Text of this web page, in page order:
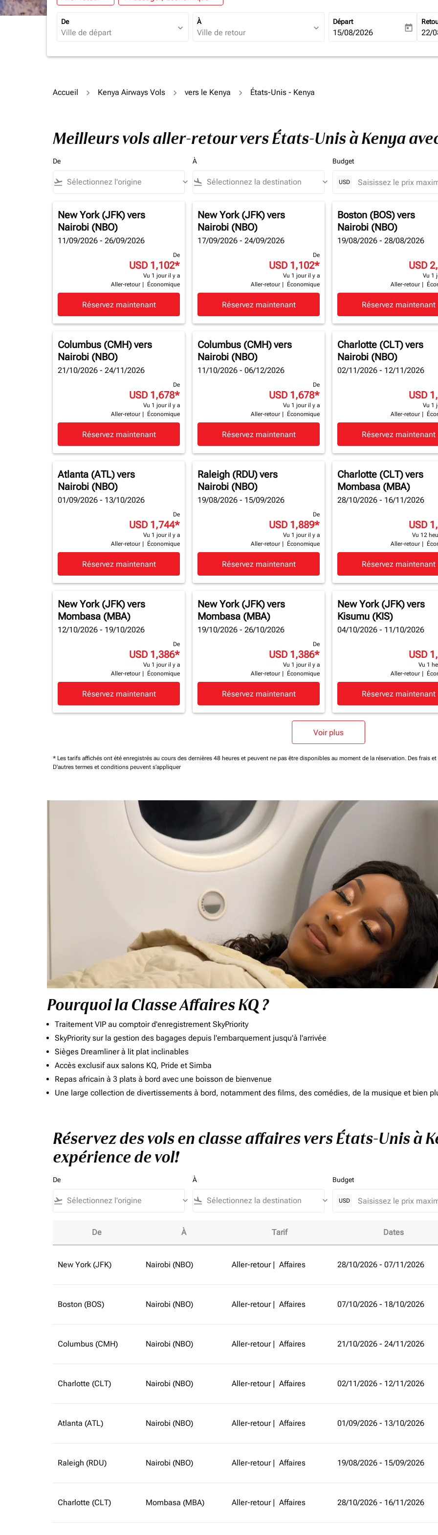
De
expand_more
À
expand_more
Départ
fc-booking-departure-date-
15/08/2026 today fc-
22/
Accueil Kenya Airways Vols vers le Kenya États-Unis - Kenya
Meilleurs vols aller-retour vers États-Unis à Kenya
De
flight_takeoff keyboard_arrow_down
À
flight_land keyboard_arrow_down
Budget
USD
New York (JFK)vers
Nairobi (NBO)
11/09/2026 - 26/09/2026
De
USD 1,102*
Vu 1 jour il y a
Aller-retour
Économique
Réservez maintenant
New York (JFK)vers
Nairobi (NBO)
17/09/2026 - 24/09/2026
De
USD 1,102*
Vu 1 jour il y a
Aller-retour
Économique
Réservez maintenant
Boston (BOS)vers
Nairobi (NBO)
19/08/2026 - 28/08/2026
USD
Vu 1
Aller-retour
Réservez maintenant
Columbus (CMH)vers
Nairobi (NBO)
21/10/2026 - 24/11/2026
De
USD 1,678*
Vu 1 jour il y a
Aller-retour
Économique
Réservez maintenant
Columbus (CMH)vers
Nairobi (NBO)
11/10/2026 - 06/12/2026
De
USD 1,678*
Vu 1 jour il y a
Aller-retour
Économique
Réservez maintenant
Charlotte (CLT)vers
Nairobi (NBO)
02/11/2026 - 12/11/2026
USD
Vu 1
Aller-retour
Réservez maintenant
Atlanta (ATL)vers
Nairobi (NBO)
01/09/2026 - 13/10/2026
De
USD 1,744*
Vu 1 jour il y a
Aller-retour
Économique
Réservez maintenant
Raleigh (RDU)vers
Nairobi (NBO)
19/08/2026 - 15/09/2026
De
USD 1,889*
Vu 1 jour il y a
Aller-retour
Économique
Réservez maintenant
Charlotte (CLT)vers
Mombasa (MBA)
28/10/2026 - 16/11/2026
USD
Vu 12
Aller-retour
Réservez maintenant
New York (JFK)vers
Mombasa (MBA)
12/10/2026 - 19/10/2026
De
USD 1,386*
Vu 1 jour il y a
Aller-retour
Économique
Réservez maintenant
New York (JFK)vers
Mombasa (MBA)
19/10/2026 - 26/10/2026
De
USD 1,386*
Vu 1 jour il y a
Aller-retour
Économique
Réservez maintenant
New York (JFK)vers
Kisumu (KIS)
04/10/2026 - 11/10/2026
USD
Vu 1
Aller-retour
Réservez maintenant
Voir plus
* Les tarifs affichés ont été enregistrés au cours des dernières 48 heures et peuvent ne pas être disponibles au moment de la réservation. Des frais
D'autres termes et conditions peuvent s'appliquer
Pourquoi la Classe Affaires KQ ?
Traitement VIP au comptoir d'enregistrement SkyPriority
SkyPriority sur la gestion des bagages depuis l'embarquement jusqu'à l'arrivée
Sièges Dreamliner à lit plat inclinables
Accès exclusif aux salons KQ, Pride et Simba
Repas africain à 3 plats à bord avec une boisson de bienvenue
Une large collection de divertissements à bord, notamment des films, des comédies, de la musique et bien
Réservez des vols en classe affaires vers États-Unis à
expérience de vol!
De
flight_takeoff keyboard_arrow_down
À
flight_land keyboard_arrow_down
Budget
USD
De À Tarif Dates
New York (JFK) Nairobi (NBO) Aller-retour | Affaires 28/10/2026 - 07/11/2026
Boston (BOS) Nairobi (NBO) Aller-retour | Affaires 07/10/2026 - 18/10/2026
Columbus (CMH) Nairobi (NBO) Aller-retour | Affaires 21/10/2026 - 24/11/2026
Charlotte (CLT) Nairobi (NBO) Aller-retour | Affaires 02/11/2026 - 12/11/2026
Atlanta (ATL) Nairobi (NBO) Aller-retour | Affaires 01/09/2026 - 13/10/2026
Raleigh (RDU) Nairobi (NBO) Aller-retour | Affaires 19/08/2026 - 15/09/2026
Charlotte (CLT) Mombasa (MBA) Aller-retour | Affaires 28/10/2026 - 16/11/2026